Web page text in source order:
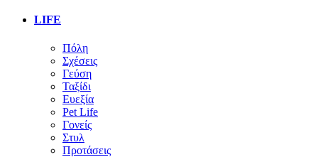
LIFE
Πόλη
Σχέσεις
Γεύση
Ταξίδι
Ευεξία
Pet Life
Γονείς
Στυλ
Προτάσεις